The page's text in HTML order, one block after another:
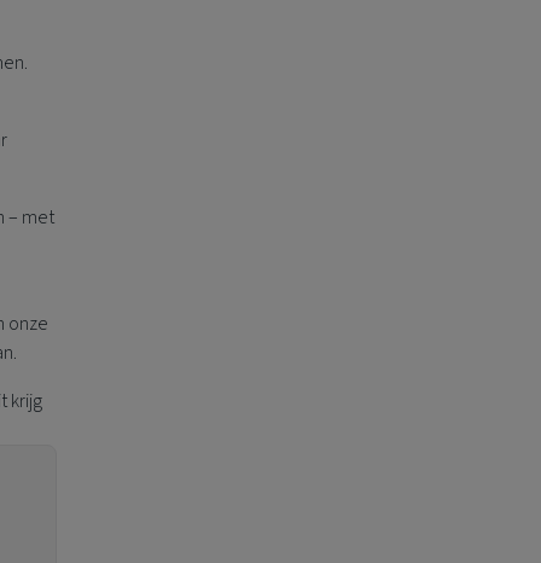
– met
onze
krijg